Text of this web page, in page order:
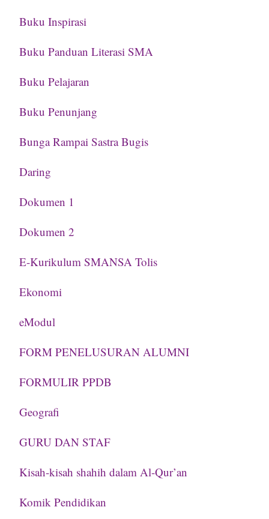
Buku Inspirasi
Buku Panduan Literasi SMA
Buku Pelajaran
Buku Penunjang
Bunga Rampai Sastra Bugis
Daring
Dokumen 1
Dokumen 2
E-Kurikulum SMANSA Tolis
Ekonomi
eModul
FORM PENELUSURAN ALUMNI
FORMULIR PPDB
Geografi
GURU DAN STAF
Kisah-kisah shahih dalam Al-Qur’an
Komik Pendidikan